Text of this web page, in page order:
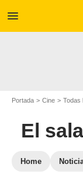
menu
Portada Cine Todas
El
Home